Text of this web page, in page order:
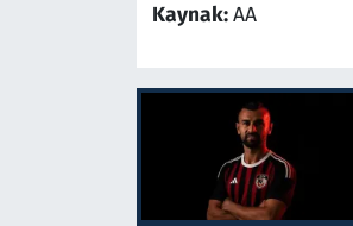
Kaynak:AA